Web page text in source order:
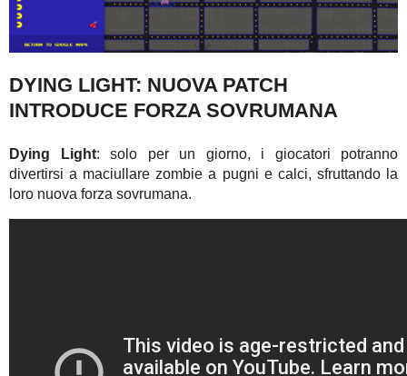
DYING LIGHT: NUOVA PATCH
INTRODUCE FORZA SOVRUMANA
Dying Light: solo per un giorno, i giocatori potranno
divertirsi a maciullare zombie a pugni e calci, sfruttando la
loro nuova forza sovrumana.